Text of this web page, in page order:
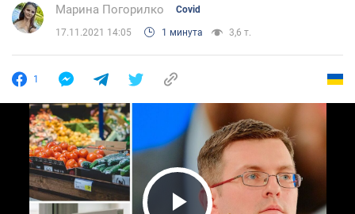
Марина Погорилко Covid
17.11.2021 14:05 1 минута 3,6 т.
1